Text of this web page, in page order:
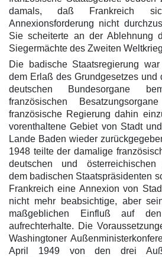
damals, daß Frankreich
Annexionsforderung nicht
Sie scheiterte an der Ablehnung
Siegermächte des Zweiten
Die badische Staatsregierung
dem Erlaß des Grundgesetzes und
deutschen Bundesorgane
französischen
französische Regierung dahin
vorenthaltene Gebiet von Stadt
Lande Baden wieder
1948 teilte der damalige
deutschen und österreichischen
dem badischen Staatspräsidenten
Frankreich eine Annexion von
nicht mehr beabsichtige, aber
maßgeblichen Einfluß auf
aufrechterhalte. Die
Washingtoner
April 1949 von den drei